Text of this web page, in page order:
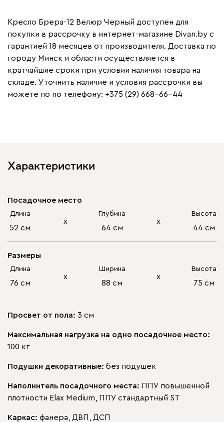
Кресло Брера-12 Велюр Черный доступен для
покупки в рассрочку в интернет-магазине Divan.by с
гарантией 18 месяцев от производителя. Доставка по
городу Минск и области осуществляется в
кратчайшие сроки при условии наличия товара на
складе. Уточнить наличие и условия рассрочки вы
можете по по телефону: +375 (29) 668-66-44
Характеристики
Посадочное место
Длина
52 см
х
Глубина
64 см
х
Высота
44 см
Размеры
Длина
76 см
х
Ширина
88 см
х
Высота
75 см
Просвет от пола: 3 см
Максимальная нагрузка на одно посадочное место:
100 кг
Подушки декоративные: без подушек
Наполнитель посадочного места: ППУ повышенной
плотности Elax Medium, ППУ стандартный ST
Каркас: фанера, ДВП, ДСП